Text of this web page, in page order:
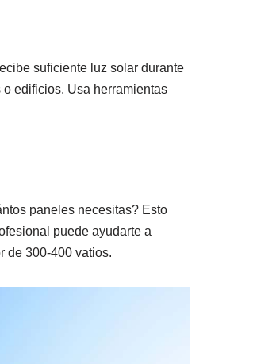
suficiente luz solar durante
edificios. Usa herramientas
paneles necesitas? Esto
puede ayudarte a
de 300-400 vatios.